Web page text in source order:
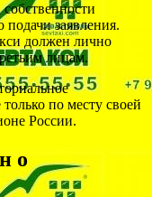
подачи заявления.
должен лично
лицам.
по месту своей
России.
о